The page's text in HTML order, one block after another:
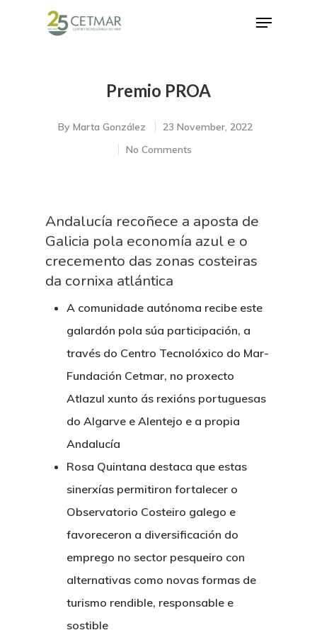
Hit enter to search or ESC to close
Premio PROA
By Marta González
23 November, 2022
No Comments
Andalucía recoñece a aposta de
Galicia pola economía azul e o
crecemento das zonas costeiras
da cornixa atlántica
A comunidade autónoma recibe este
galardón pola súa participación, a
través do Centro Tecnolóxico do Mar-
Fundación Cetmar, no proxecto
Atlazul xunto ás rexións portuguesas
do Algarve e Alentejo e a propia
Andalucía
Rosa Quintana destaca que estas
sinerxías permitiron fortalecer o
Observatorio Costeiro galego e
favoreceron a diversificación do
emprego no sector pesqueiro con
alternativas como novas formas de
turismo rendible, responsable e
sostible